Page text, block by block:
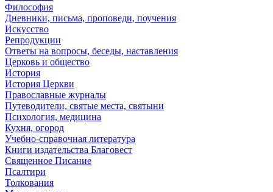
Философия
Дневники, письма, проповеди, поучения
Искусство
Репродукции
Ответы на вопросы, беседы, наставления
Церковь и общество
История
История Церкви
Православные журналы
Путеводители, святые места, святыни
Психология, медицина
Кухня, огород
Учебно-справочная литература
Книги издательства Благовест
Священное Писание
Псалтири
Толкования